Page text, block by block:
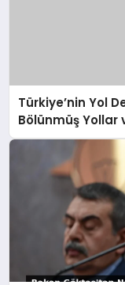
Türkiye’nin Yol
Bölünmüş Yollar